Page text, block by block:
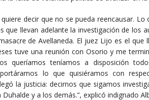
decir que no se pueda reencausar.
que llevan adelante la investigación de los
de Avellaneda. El juez Lijo es el que
tuve una reunión con Osorio y me
queríamos teníamos a disposición
lo que quisiéramos con
la justicia: decirnos que sigamos
y a los demás.”, explicó indignado